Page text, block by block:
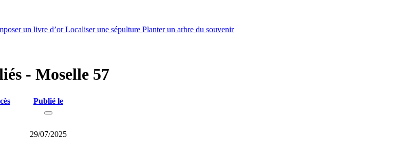
un livre d’orLocaliser une sépulture Planter un arbre du souvenir
- Moselle 57
Publié le
29/07/2025